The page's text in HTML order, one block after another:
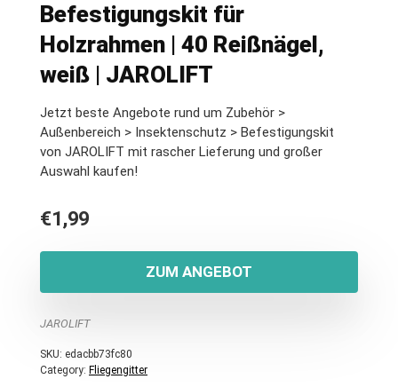
Befestigungskit für
Holzrahmen | 40 Reißnägel,
weiß | JAROLIFT
Jetzt beste Angebote rund um Zubehör >
Außenbereich > Insektenschutz > Befestigungskit
von JAROLIFT mit rascher Lieferung und großer
Auswahl kaufen!
€1,99
ZUM ANGEBOT
JAROLIFT
SKU: edacbb73fc80
Category: Fliegengitter